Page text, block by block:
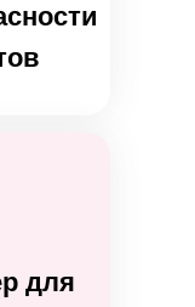
для